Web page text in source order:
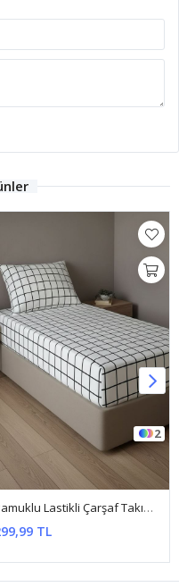
2
Pamuklu Lastikli Çarşaf Takımı Kareli Beyaz
TL